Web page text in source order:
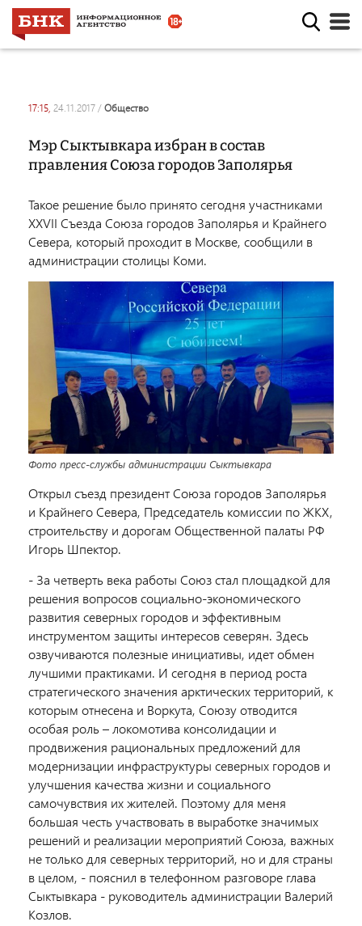
17:15, 24.11.2017 / общество
Мэр Сыктывкара избран в состав
правления Союза городов Заполярья
Такое решение было принято сегодня участниками
XXVII Съезда Союза городов Заполярья и Крайнего
Севера, который проходит в Москве, сообщили в
администрации столицы Коми.
Фото пресс-службы администрации Сыктывкара
Открыл съезд президент Союза городов Заполярья
и Крайнего Севера, Председатель комиссии по ЖКХ,
строительству и дорогам Общественной палаты РФ
Игорь Шпектор.
- За четверть века работы Союз стал площадкой для
решения вопросов социально-экономического
развития северных городов и эффективным
инструментом защиты интересов северян. Здесь
озвучиваются полезные инициативы, идет обмен
лучшими практиками. И сегодня в период роста
стратегического значения арктических территорий, к
которым отнесена и Воркута, Союзу отводится
особая роль – локомотива консолидации и
продвижения рациональных предложений для
модернизации инфраструктуры северных городов и
улучшения качества жизни и социального
самочувствия их жителей. Поэтому для меня
большая честь участвовать в выработке значимых
решений и реализации мероприятий Союза, важных
не только для северных территорий, но и для страны
в целом, - пояснил в телефонном разговоре глава
Сыктывкара - руководитель администрации Валерий
Козлов.